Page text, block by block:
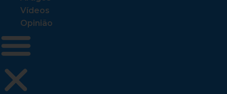
Vídeos
Opinião